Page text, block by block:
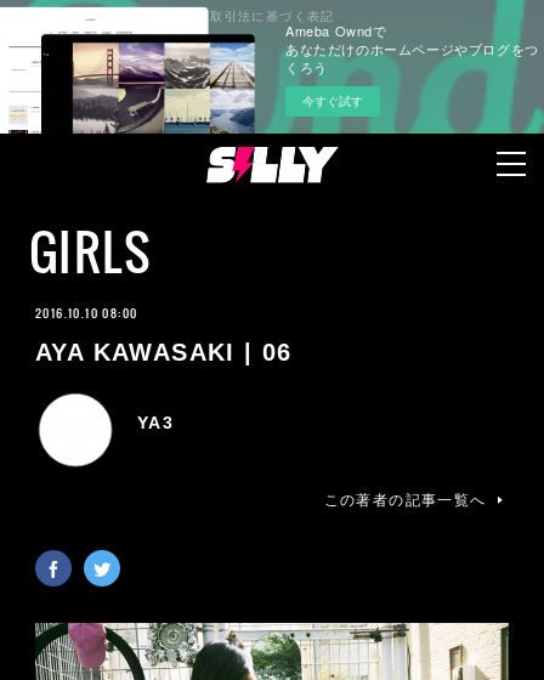
Ameba Owndで
あなただけのホームページやブログをつ
くろう
今すぐ試す
GIRLS
2016.10.10 08:00
AYA KAWASAKI | 06
YA3
この著者の記事一覧へ
プライバシーポリシー 特定商取引法に基づく表記